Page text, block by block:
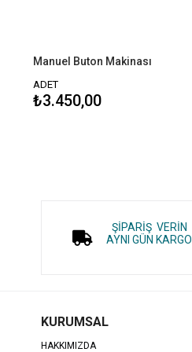
Manuel Buton Makinası
ADET
₺3.450,00
ŞİPARİŞ VERİN
AYNI GÜN KARGO
KURUMSAL
HAKKIMIZDA